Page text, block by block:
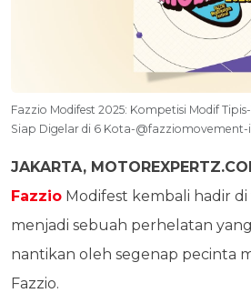
Fazzio Modifest 2025: Kompetisi Modif
Siap Digelar di 6 Kota-
JAKARTA,
Fazzio Modifest kembali hadir
menjadi sebuah perhelatan
nantikan oleh segenap pecinta
Fazzio.